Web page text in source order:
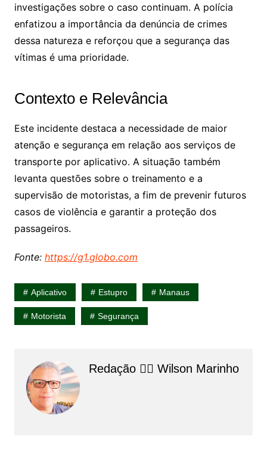
investigações sobre o caso continuam. A polícia
enfatizou a importância da denúncia de crimes
dessa natureza e reforçou que a segurança das
vítimas é uma prioridade.
Contexto e Relevância
Este incidente destaca a necessidade de maior
atenção e segurança em relação aos serviços de
transporte por aplicativo. A situação também
levanta questões sobre o treinamento e a
supervisão de motoristas, a fim de prevenir futuros
casos de violência e garantir a proteção dos
passageiros.
Fonte: https://g1.globo.com
Aplicativo Estupro Manaus
Motorista Segurança
Redação 👨‍⚖️​ Wilson Marinho